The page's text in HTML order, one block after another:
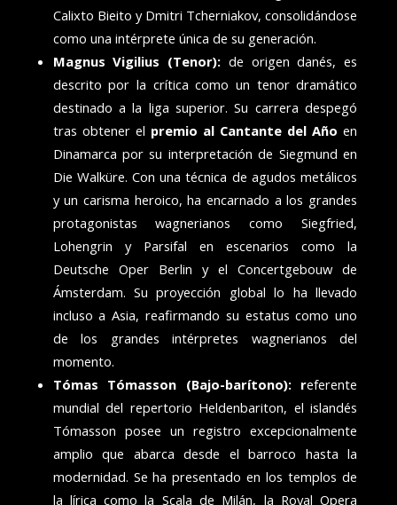
Calixto Bieito y Dmitri Tcherniakov, consolidándose
como una intérprete única de su generación.
Magnus Vigilius (Tenor): de origen danés, es
descrito por la crítica como un tenor dramático
destinado a la liga superior. Su carrera despegó
tras obtener el premio al Cantante del Año en
Dinamarca por su interpretación de Siegmund en
Die Walküre. Con una técnica de agudos metálicos
y un carisma heroico, ha encarnado a los grandes
protagonistas wagnerianos como Siegfried,
Lohengrin y Parsifal en escenarios como la
Deutsche Oper Berlin y el Concertgebouw de
Ámsterdam. Su proyección global lo ha llevado
incluso a Asia, reafirmando su estatus como uno
de los grandes intérpretes wagnerianos del
momento.
Tómas Tómasson (Bajo-barítono): referente
mundial del repertorio Heldenbariton, el islandés
Tómasson posee un registro excepcionalmente
amplio que abarca desde el barroco hasta la
modernidad. Se ha presentado en los templos de
la lírica como la Scala de Milán, la Royal Opera